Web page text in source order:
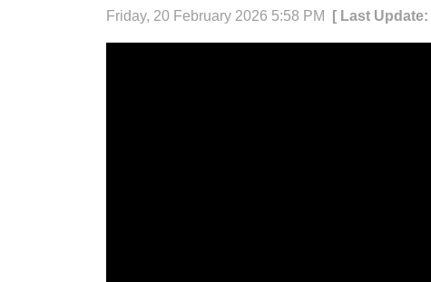
Friday, 20 February 2026 5:58 PM [ Last